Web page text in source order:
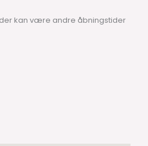
kan være andre åbningstider